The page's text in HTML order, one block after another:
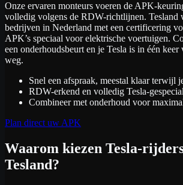
Onze ervaren monteurs voeren de APK-
volledig volgens de RDW-richtlijnen. Tesland
bedrijven in Nederland met een certificering
APK’s speciaal voor elektrische voertuigen.
een onderhoudsbeurt en je Tesla is in één
weg.
Snel een afspraak, meestal klaar terwijl
RDW-erkend en volledig Tesla-
Combineer met onderhoud voor
Plan direct uw APK
Waarom kiezen Tesla-
Tesland?